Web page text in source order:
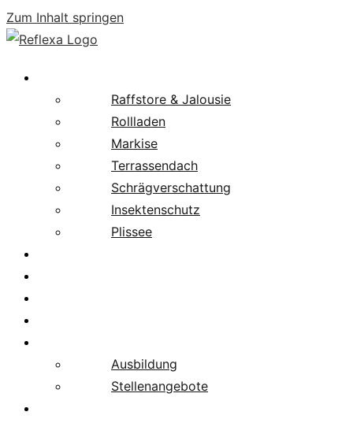
Zum Inhalt springen
Raffstore & Jalousie
Rollladen
Markise
Terrassendach
Schrägverschattung
Insektenschutz
Plissee
Ausbildung
Stellenangebote